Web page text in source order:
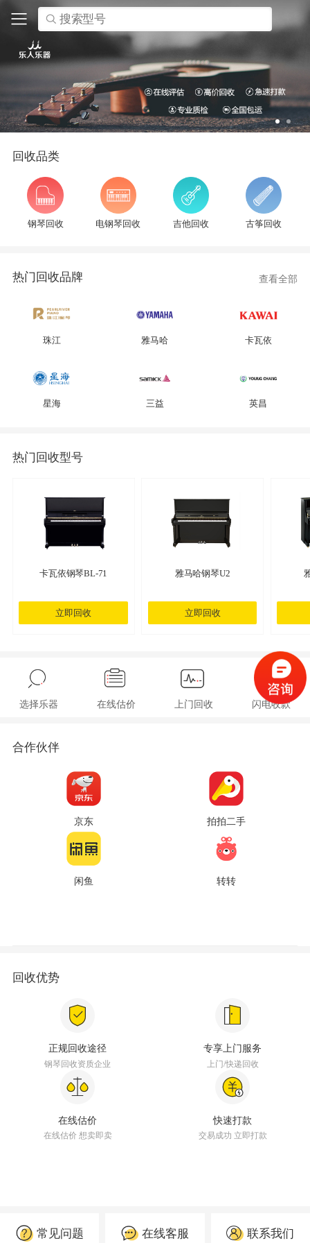
搜索型号
回收品类
钢琴回收 电钢琴回收 吉他回收 古筝回收
热门回收品牌 查看全部
珠江 雅马哈 卡瓦依
星海 三益 英昌
热门回收型号
卡瓦依钢琴BL-71
立即回收
雅马哈钢琴U2
立即回收
选择乐器 在线估价 上门回收 闪电收款
合作伙伴
京东 拍拍二手
闲鱼 转转
回收优势
正规回收途径
钢琴回收资质企业
专享上门服务
上门/快递回收
在线估价
在线估价 想卖即卖
快速打款
交易成功 立即打款
常见问题 在线客服 联系我们